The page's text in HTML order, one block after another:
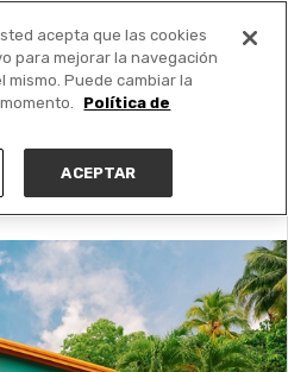
PUBLICA GRATIS +
acepta que las cookies
para mejorar la navegación
mismo. Puede cambiar la
Política de
ACEPTAR